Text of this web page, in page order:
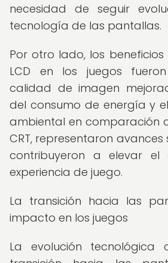
necesidad de seguir
tecnología de las pantallas.
Por otro lado, los
LCD en los juegos
calidad de imagen
del consumo de energía y
ambiental en comparación
CRT, representaron avances
contribuyeron a elevar
experiencia de juego.
La transición hacia las
impacto en los juegos
La evolución tecnológica